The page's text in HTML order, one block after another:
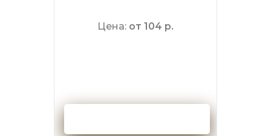
Цена: от 104 р.